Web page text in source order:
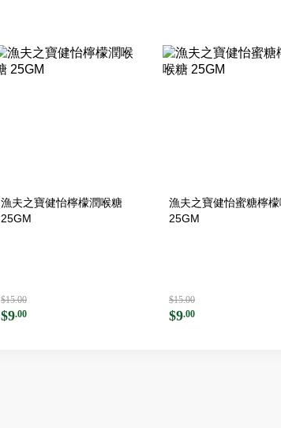
漁夫之寶健怡檸檬潤喉糖
25GM
$15.00
$9.00
漁夫之寶健怡蜜糖檸
25GM
$15.00
$9.00